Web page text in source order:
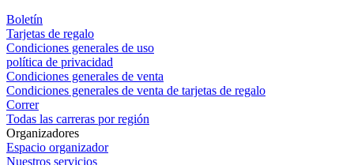
Boletín
Tarjetas de regalo
Condiciones generales de uso
política de privacidad
Condiciones generales de venta
Condiciones generales de venta de tarjetas de regalo
Correr
Todas las carreras por región
Organizadores
Espacio organizador
Nuestros servicios